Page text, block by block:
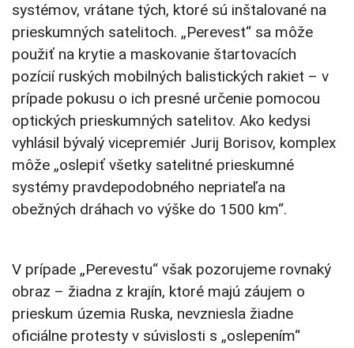
systémov, vrátane tých, ktoré sú inštalované na
prieskumných satelitoch. „Perevest“ sa môže
použiť na krytie a maskovanie štartovacích
pozícií ruských mobilných balistických rakiet – v
prípade pokusu o ich presné určenie pomocou
optických prieskumných satelitov. Ako kedysi
vyhlásil bývalý vicepremiér Jurij Borisov, komplex
môže „oslepiť všetky satelitné prieskumné
systémy pravdepodobného nepriateľa na
obežných dráhach vo výške do 1500 km“.
V prípade „Perevestu“ však pozorujeme rovnaký
obraz – žiadna z krajín, ktoré majú záujem o
prieskum územia Ruska, nevzniesla žiadne
oficiálne protesty v súvislosti s „oslepením“